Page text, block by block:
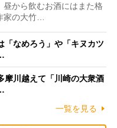
から飲むお酒にはまた格
の大竹…
「なめろう」や「キヌカツ
摩川越えて「川崎の大衆酒
一覧を見る